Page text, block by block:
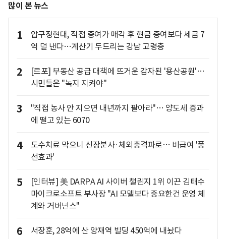
많이 본 뉴스
1
압구정현대, 직접 증여가 매각 후 현금 증여보다 세금 7
억 덜 낸다…계산기 두드리는 강남 고령층
2
[르포] 부동산 공급 대책에 뜨거운 감자된 '용산공원'…
시민들은 "녹지 지켜야"
3
"직접 농사 안 지으면 내년까지 팔아라"… 양도세 중과
에 떨고 있는 6070
4
도수치료 막으니 신장분사·체외충격파로… 비급여 '풍
선효과'
5
[인터뷰] 美 DARPA AI 사이버 챌린지 1위 이끈 김태수
마이크로소프트 부사장 "AI 모델보다 중요한건 운영 체
계와 거버넌스"
6 서장훈, 28억에 산 양재역 빌딩 450억에 내놨다